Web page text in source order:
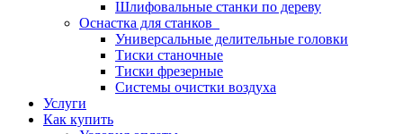
Шлифовальные станки по дереву
Оснастка для станков
Универсальные делительные головки
Тиски станочные
Тиски фрезерные
Системы очистки воздуха
Услуги
Как купить